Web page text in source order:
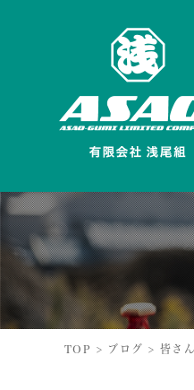
TOP > ブログ > 皆さ